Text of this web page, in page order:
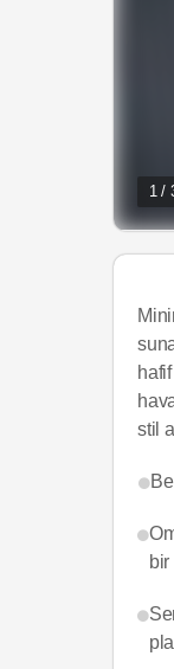
1 /
stil
bir